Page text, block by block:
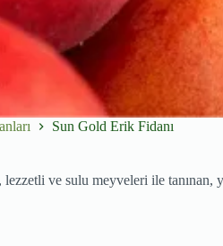
Sun Gold Erik Fidanı
ve sulu meyveleri ile